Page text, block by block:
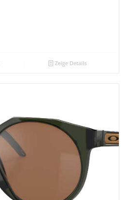
Zeige Details